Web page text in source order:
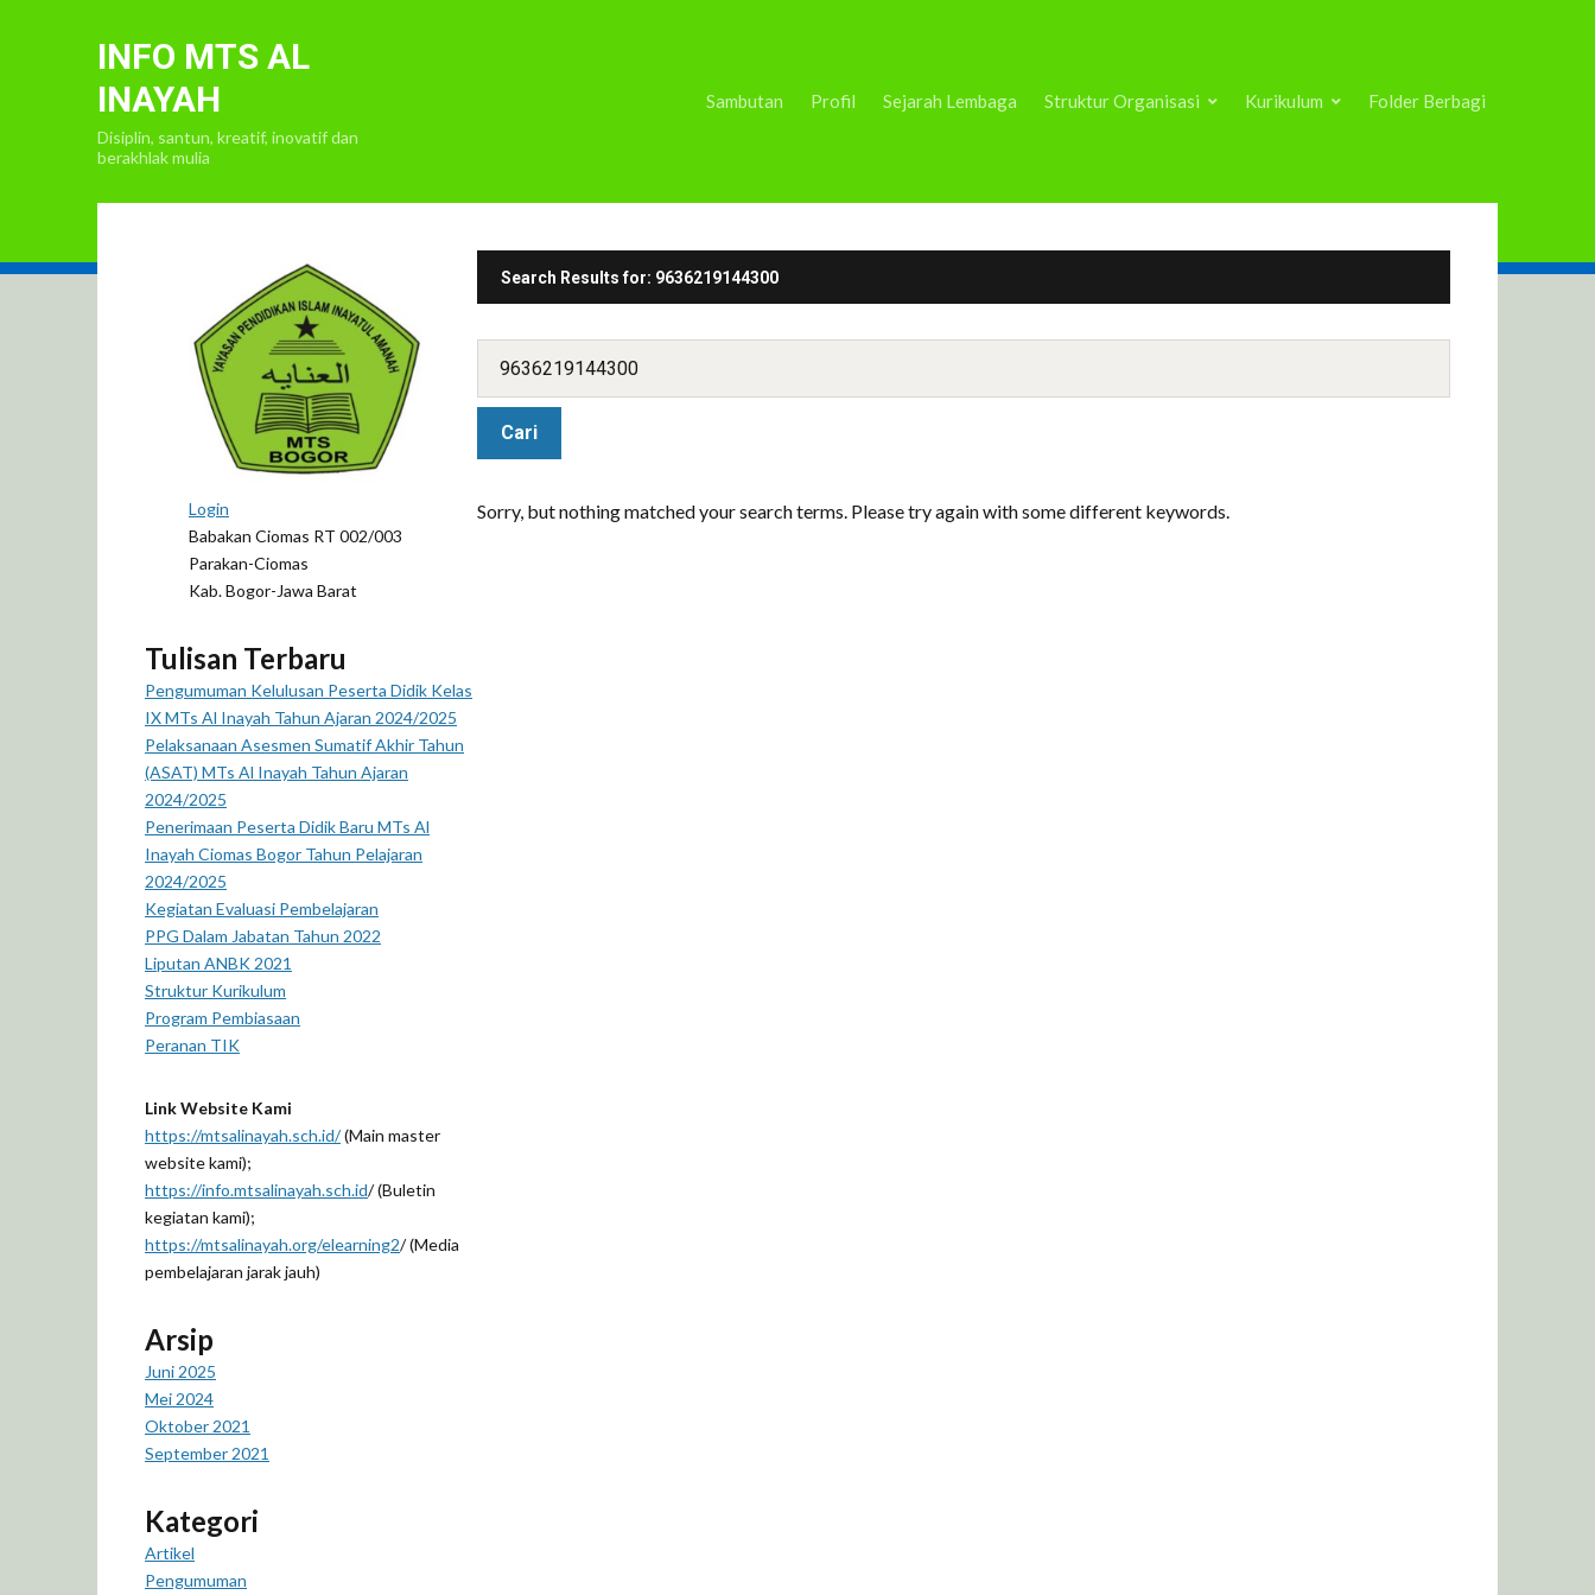
INFO MTS AL
INAYAH
Disiplin, santun, kreatif, inovatif dan
berakhlak mulia
Sambutan Profil Sejarah Lembaga Struktur Organisasi Kurikulum Folder Berbagi
Search Results for: 9636219144300
Sorry, but nothing matched your search terms. Please try again with some different keywords.
Login
Babakan Ciomas RT 002/003
Parakan-Ciomas
Kab. Bogor-Jawa Barat
Tulisan Terbaru
Pengumuman Kelulusan Peserta Didik Kelas
IX MTs Al Inayah Tahun Ajaran 2024/2025
Pelaksanaan Asesmen Sumatif Akhir Tahun
(ASAT) MTs Al Inayah Tahun Ajaran
2024/2025
Penerimaan Peserta Didik Baru MTs Al
Inayah Ciomas Bogor Tahun Pelajaran
2024/2025
Kegiatan Evaluasi Pembelajaran
PPG Dalam Jabatan Tahun 2022
Liputan ANBK 2021
Struktur Kurikulum
Program Pembiasaan
Peranan TIK
Link Website Kami
https://mtsalinayah.sch.id/(Main master
website kami);
https://info.mtsalinayah.sch.id/ (Buletin
kegiatan kami);
https://mtsalinayah.org/elearning2/ (Media
pembelajaran jarak jauh)
Arsip
Juni 2025
Mei 2024
Oktober 2021
September 2021
Kategori
Artikel
Pengumuman